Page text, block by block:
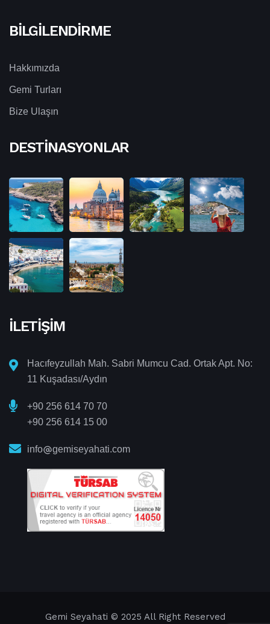
BILGILENDIRME
Hakkımızda
Gemi Turları
Bize Ulaşın
DESTINASYONLAR
İLETIŞIM
Hacıfeyzullah Mah. Sabri Mumcu Cad. Ortak Apt. No:
11 Kuşadası/Aydın
+90 256 614 70 70
+90 256 614 15 00
info gemiseyahati.com
Gemi Seyahati © 2025 All Right Reserved